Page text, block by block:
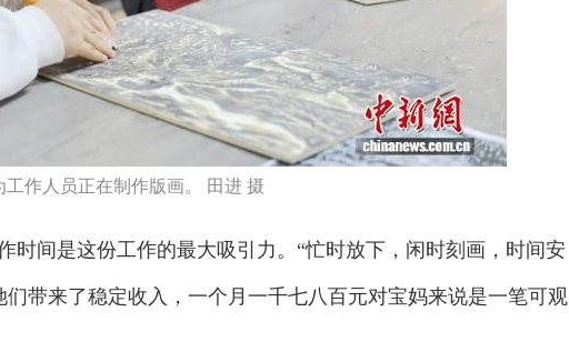
工作人员正在制作版画。 田进 摄
间是这份工作的最大吸引力。“忙时放下，闲时刻画，时间安
带来了稳定收入，一个月一千七八百元对宝妈来说是一笔可观